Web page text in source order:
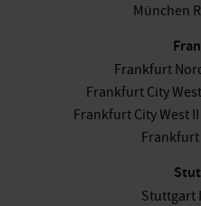
München
Frankfurt
Frankfurt City
Frankfurt City West
Stuttgart